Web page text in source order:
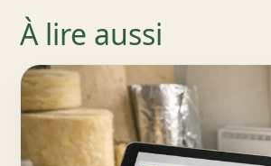
À lire aussi